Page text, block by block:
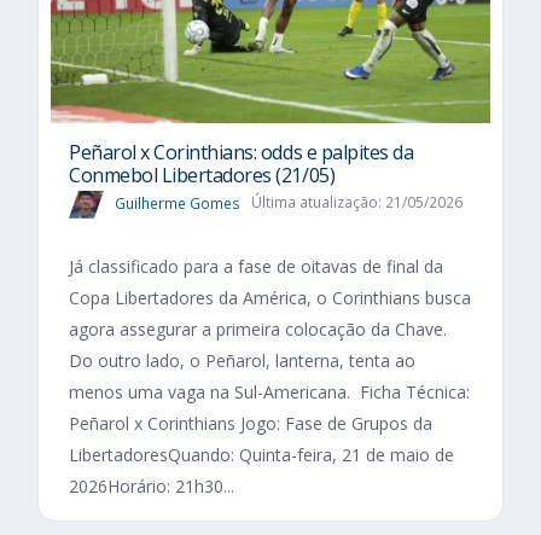
Peñarol x Corinthians: odds e palpites da
Conmebol Libertadores (21/05)
Guilherme Gomes Última atualização: 21/05/2026
Já classificado para a fase de oitavas de final da
Copa Libertadores da América, o Corinthians busca
agora assegurar a primeira colocação da Chave.
Do outro lado, o Peñarol, lanterna, tenta ao
menos uma vaga na Sul-Americana. Ficha Técnica:
Peñarol x Corinthians Jogo: Fase de Grupos da
LibertadoresQuando: Quinta-feira, 21 de maio de
2026Horário: 21h30...